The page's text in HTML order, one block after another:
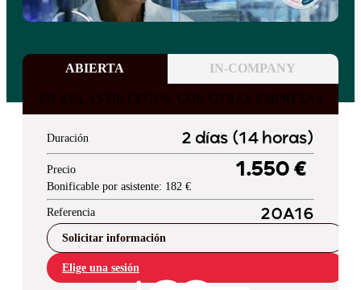
ABIERTA IN-COMPANY
EN AULAS DE CEGOS, CON OTRAS EMPRESAS
Duración 2 días (14 horas)
Precio 1.550 €
Bonificable por asistente: 182 €
Referencia 20A16
Solicitar información
Elige una sesión